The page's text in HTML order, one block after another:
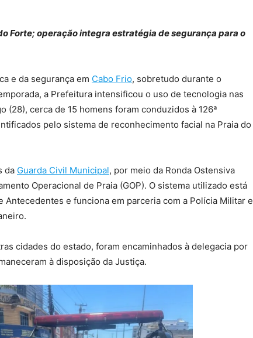
Forte; operação integra estratégia de segurança para o
e da segurança em Cabo Frio, sobretudo durante o
a Prefeitura intensificou o uso de tecnologia nas
(28), cerca de 15 homens foram conduzidos à 126ª
pelo sistema de reconhecimento facial na Praia do
da Guarda Civil Municipal, por meio da Ronda Ostensiva
Operacional de Praia (GOP). O sistema utilizado está
Antecedentes e funciona em parceria com a Polícia Militar e
cidades do estado, foram encaminhados à delegacia por
à disposição da Justiça.